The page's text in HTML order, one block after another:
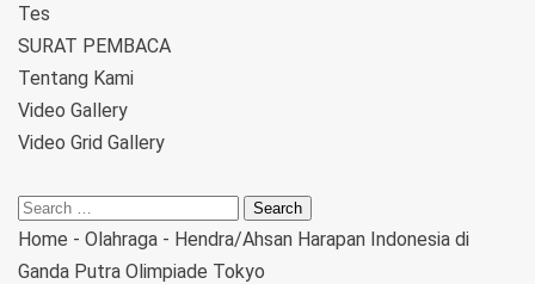
Tes
SURAT PEMBACA
Tentang Kami
Video Gallery
Video Grid Gallery
Home - Olahraga - Hendra/Ahsan Harapan Indonesia di
Ganda Putra Olimpiade Tokyo